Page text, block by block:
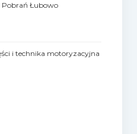
Pobrań Łubowo
i technika motoryzacyjna